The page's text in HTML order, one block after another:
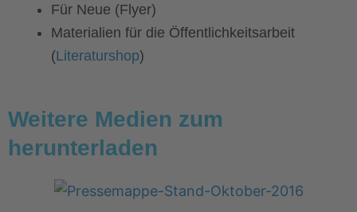
Für Neue (Flyer)
Materialien für die Öffentlichkeitsarbeit
(Literaturshop)
Weitere Medien zum
herunterladen